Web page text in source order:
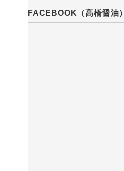
FACEBOOK（高橋醤油）